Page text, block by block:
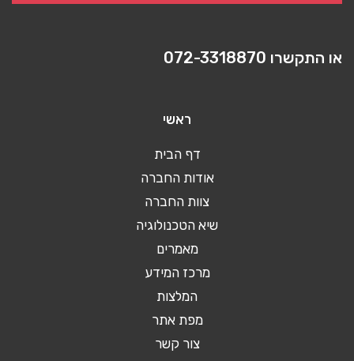
או התקשרו 072-3318870
ראשי
דף הבית
אודות החברה
צוות החברה
שיא הטכנולוגיה
מאמרים
מרכז המידע
המלצות
מפת אתר
צור קשר